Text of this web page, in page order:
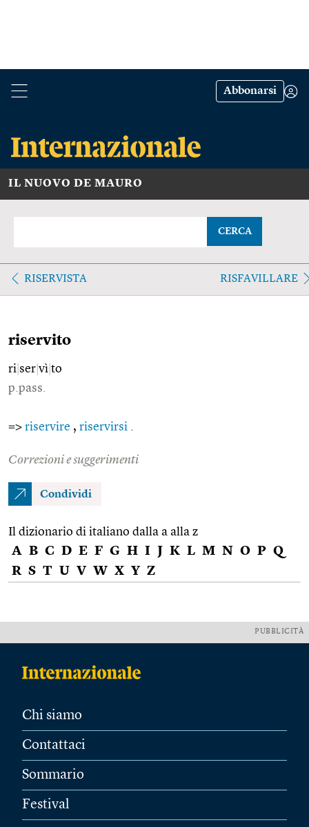
Abbonarsi
IL NUOVO DE MAURO
CERCA
RISERVISTA RISFAVILLARE
riservito
ri ser vì to
p.pass.
=> riservire , riservirsi
Correzioni e suggerimenti
Condividi
Il dizionario di italiano dalla a alla z
A B C D E F G H I J K L M N O P Q
R S T U V W X Y Z
PUBBLICITÀ
Chi siamo
Contattaci
Sommario
Festival